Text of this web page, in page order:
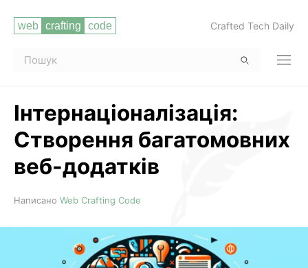
Crafted Tech Daily
Інтернаціоналізація:
Створення багатомовних
веб-додатків
Читати повністю
Написано Web Crafting Code